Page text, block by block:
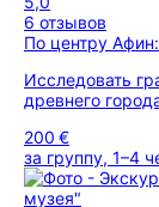
6 отзывов
По центру
Исследовать
древнего
200 €
за группу, 1–4